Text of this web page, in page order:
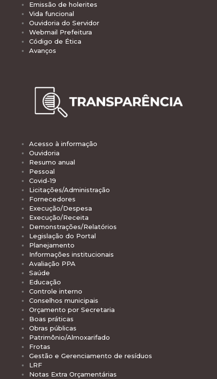
Emissão de holerites
Vida funcional
Ouvidoria do Servidor
Webmail Prefeitura
Código de Ética
Avanços
Acesso à informação
Ouvidoria
Resumo anual
Pessoal
Covid-19
Licitações/Administração
Fornecedores
Execução/Despesa
Execução/Receita
Demonstrações/Relatórios
Legislação do Portal
Planejamento
Informações institucionais
Avaliação PPA
Saúde
Educação
Controle interno
Conselhos municipais
Orçamento por Secretaria
Boas práticas
Obras públicas
Patrimônio/Almoxarifado
Frotas
Gestão e Gerenciamento de resíduos
LRF
Notas Extra Orçamentárias